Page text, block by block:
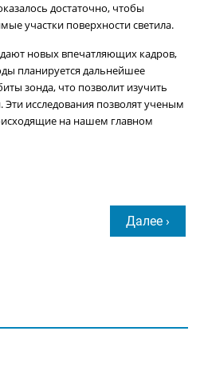
достаточно, чтобы
участки поверхности светила.
новых впечатляющих кадров,
планируется дальнейшее
зонда, что позволит изучить
Эти исследования позволят ученым
на нашем главном
Далее ›